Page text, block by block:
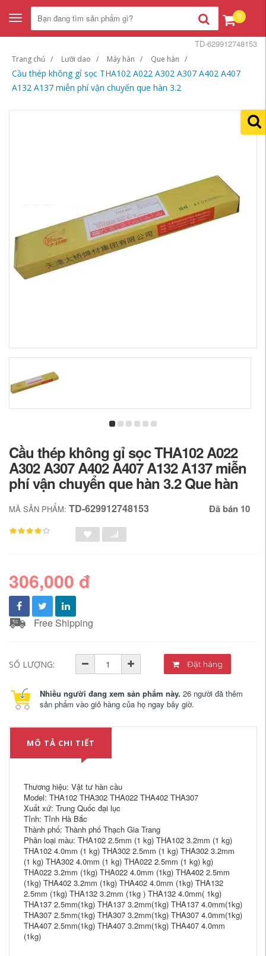
Toggle
navigation
0
Trang chủ Lưỡi dao Máy hàn Que hàn
Cầu thép không gỉ sọc THA102 A022 A302 A307 A402 A407
A132 A137 miễn phí vận chuyển que hàn 3.2
TD-629912748153
Cầu thép không gỉ sọc THA102 A022
A302 A307 A402 A407 A132 A137 miễn
phí vận chuyển que hàn 3.2 Que hàn
MÃ SẢN PHẨM: TD-629912748153 Đã bán 10
306,000 đ
Free Shipping
SỐ LƯỢNG: Đặt hàng
Nhiều người đang xem sản phẩm này. 26 người đã thêm
sản phẩm vào giỏ hàng của họ ngay bây giờ.
MÔ TẢ CHI TIẾT
Thương hiệu: Vật tư hàn cầu
Model: THA102 THA302 THA022 THA402 THA307
Xuất xứ: Trung Quốc đại lục
Tỉnh: Tỉnh Hà Bắc
Thành phố: Thành phố Thạch Gia Trang
Phân loại màu: THA102 2.5mm (1 kg) THA102 3.2mm (1 kg)
THA102 4.0mm (1 kg) THA302 2.5mm (1 kg) THA302 3.2mm
(1 kg) THA302 4.0mm (1 kg) THA022 2.5mm (1 kg) kg)
THA022 3.2mm (1kg) THA022 4.0mm (1kg) THA402 2.5mm
(1kg) THA402 3.2mm (1kg) THA402 4.0mm (1kg) THA132
2.5mm (1kg) THA132 3.2mm (1kg ) THA132 4.0mm( 1kg)
THA137 2.5mm(1kg) THA137 3.2mm(1kg) THA137 4.0mm(1kg)
THA307 2.5mm(1kg) THA307 3.2mm(1kg) THA307 4.0mm(1kg)
THA407 2.5mm(1kg) THA407 3.2mm(1kg) THA407 4.0mm
(1kg)